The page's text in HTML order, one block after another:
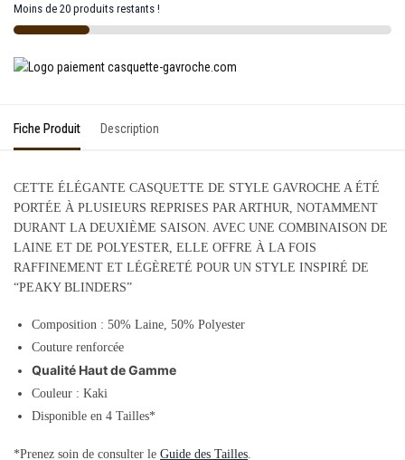
Moins de 20 produits restants !
Fiche Produit Description
CETTE ÉLÉGANTE CASQUETTE DE STYLE GAVROCHE A ÉTÉ
PORTÉE À PLUSIEURS REPRISES PAR ARTHUR, NOTAMMENT
DURANT LA DEUXIÈME SAISON. AVEC UNE COMBINAISON DE
LAINE ET DE POLYESTER, ELLE OFFRE À LA FOIS
RAFFINEMENT ET LÉGÈRETÉ POUR UN STYLE INSPIRÉ DE
“PEAKY BLINDERS”
Composition : 50% Laine, 50% Polyester
Couture renforcée
Qualité Haut de Gamme
Couleur : Kaki
Disponible en 4 Tailles*
*Prenez soin de consulter le Guide des Tailles